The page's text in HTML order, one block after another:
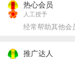
热心会员
人工授予
经常帮助其他会
推广达人